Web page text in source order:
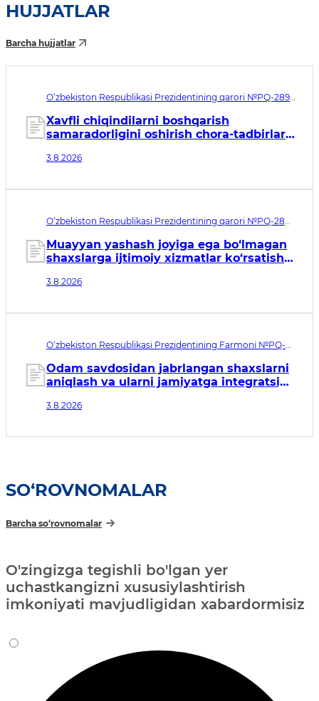
HUJJATLAR
Barcha hujjatlar
O‘zbekiston Respublikasi Prezidentining qarori №PQ-289.
04.08.2026
Xavfli chiqindilarni boshqarish
samaradorligini oshirish chora-tadbirlari
3.8.2026
O‘zbekiston Respublikasi Prezidentining qarori №PQ-288.
04.08.2026
Muayyan yashash joyiga ega bo‘lmagan
shaxslarga ijtimoiy xizmatlar ko‘rsatish
3.8.2026
O‘zbekiston Respublikasi Prezidentining Farmoni №PQ-
04.08.2026
Odam savdosidan jabrlangan shaxslarni
aniqlash va ularni jamiyatga integratsiya
takomillashtirishga qaratilgan
3.8.2026
SO‘ROVNOMALAR
Barcha so‘rovnomalar
O'zingizga tegishli bo'lgan yer
uchastkangizni xususiylashtirish
imkoniyati mavjudligidan xabardormisiz